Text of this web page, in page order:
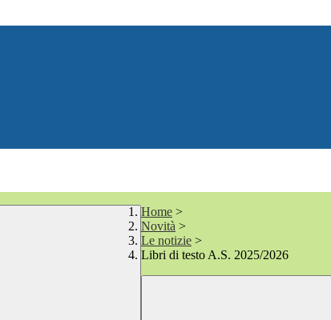
Home >
Novità >
Le notizie >
Libri di testo A.S. 2025/2026